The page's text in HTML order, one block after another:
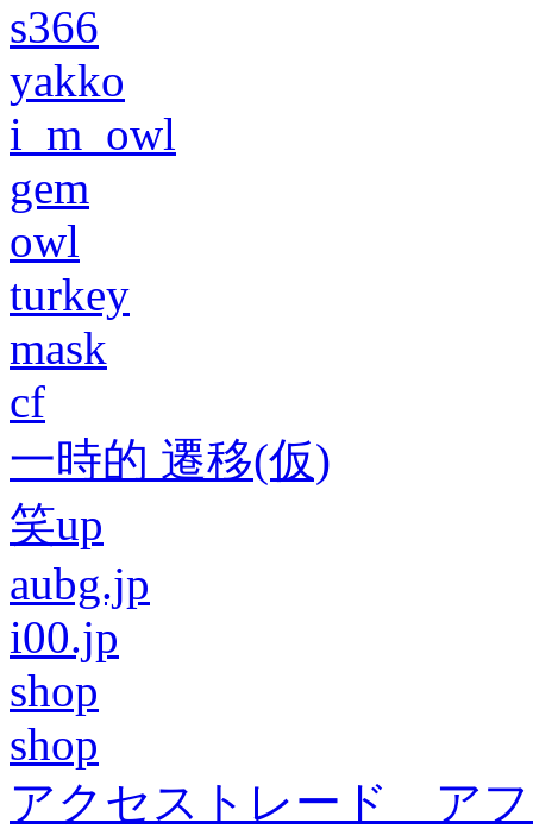
s366
yakko
i_m_owl
gem
owl
turkey
mask
cf
一時的 遷移(仮)
笑up
aubg.jp
i00.jp
shop
shop
アクセストレード ア